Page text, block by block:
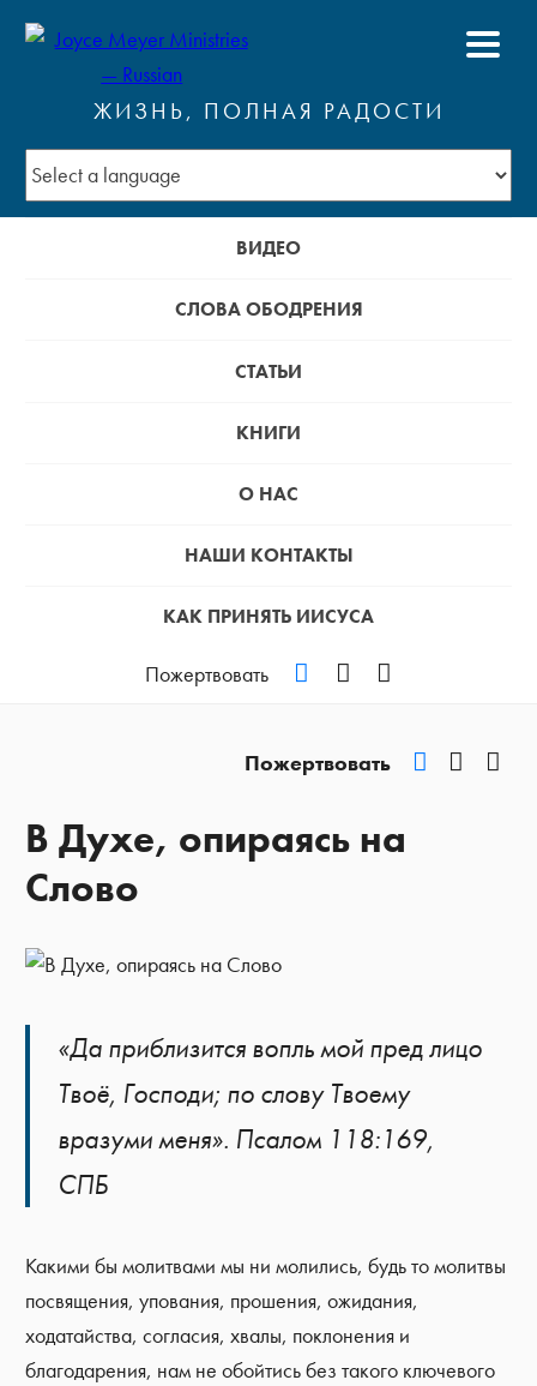
ЖИЗНЬ, ПОЛНАЯ РАДОСТИ
ВИДЕО
СЛОВА ОБОДРЕНИЯ
СТАТЬИ
КНИГИ
О НАС
НАШИ КОНТАКТЫ
КАК ПРИНЯТЬ ИИСУСА
Пожертвовать VKontakte
YouTube
Пожертвовать VKontakte
В Духе, опираясь на
Слово
«Да приблизится вопль мой пред лицо
Твоё, Господи; по слову Твоему
вразуми меня». Псалом 118:169,
СПБ
Какими бы молитвами мы ни молились, будь то молитвы
посвящения, упования, прошения, ожидания,
ходатайства, согласия, хвалы, поклонения и
благодарения, нам не обойтись без такого ключевого